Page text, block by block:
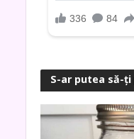
S-ar putea să-ţi